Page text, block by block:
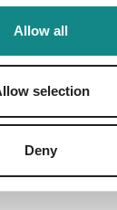
Allow all
selection
Deny
to overview